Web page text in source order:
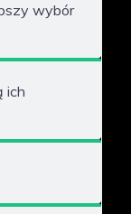
wybór
ich